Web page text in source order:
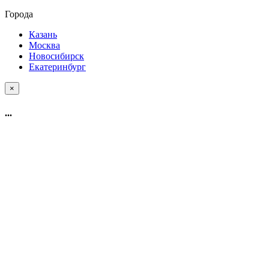
Города
Казань
Москва
Новосибирск
Екатеринбург
×
...